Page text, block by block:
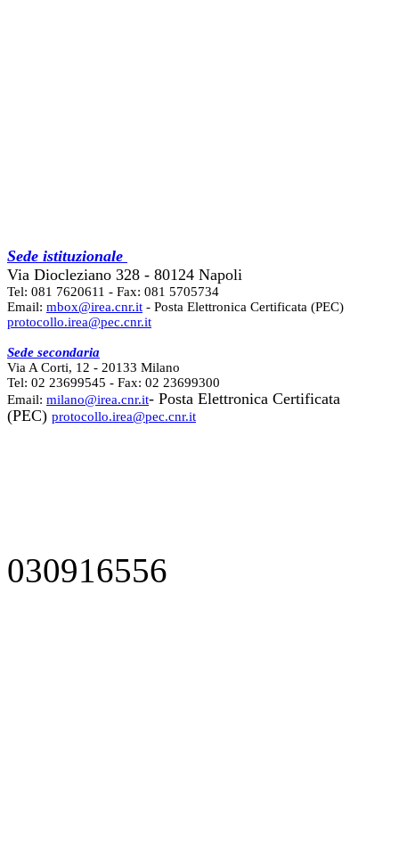
Sede istituzionale
Via Diocleziano 328 - 80124 Napoli
Tel: 081 7620611 - Fax: 081 5705734
Email: mbox@irea.cnr.it - Posta Elettronica Certificata (PEC)
protocollo.irea@pec.cnr.it
Sede secondaria
Via A Corti, 12 - 20133 Milano
Tel: 02 23699545 - Fax: 02 23699300
Email: milano@irea.cnr.it- Posta Elettronica Certificata
(PEC) protocollo.irea@pec.cnr.it
030916556